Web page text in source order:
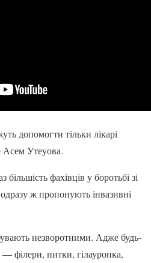
допомогти тільки лікарі
Утеуова.
фахівців у боротьбі зі
ж пропонують інвазивні
незворотними. Адже будь-
філери, нитки, гілауронка,